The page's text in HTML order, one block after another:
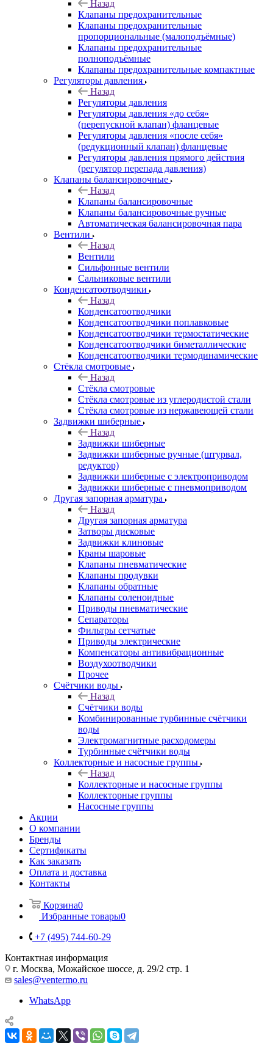
Назад
Клапаны предохранительные
Клапаны предохранительные
пропорциональные (малоподъёмные)
Клапаны предохранительные
полноподъёмные
Клапаны предохранительные компактные
Регуляторы давления
Назад
Регуляторы давления
Регуляторы давления «до себя»
(перепускной клапан) фланцевые
Регуляторы давления «после себя»
(редукционный клапан) фланцевые
Регуляторы давления прямого действия
(регулятор перепада давления)
Клапаны балансировочные
Назад
Клапаны балансировочные
Клапаны балансировочные ручные
Автоматическая балансировочная пара
Вентили
Назад
Вентили
Сильфонные вентили
Сальниковые вентили
Конденсатоотводчики
Назад
Конденсатоотводчики
Конденсатоотводчики поплавковые
Конденсатоотводчики термостатические
Конденсатоотводчики биметаллические
Конденсатоотводчики термодинамические
Стёкла смотровые
Назад
Стёкла смотровые
Стёкла смотровые из углеродистой стали
Стёкла смотровые из нержавеющей стали
Задвижки шиберные
Назад
Задвижки шиберные
Задвижки шиберные ручные (штурвал,
редуктор)
Задвижки шиберные с электроприводом
Задвижки шиберные с пневмоприводом
Другая запорная арматура
Назад
Другая запорная арматура
Затворы дисковые
Задвижки клиновые
Краны шаровые
Клапаны пневматические
Клапаны продувки
Клапаны обратные
Клапаны соленоидные
Приводы пневматические
Сепараторы
Фильтры сетчатые
Приводы электрические
Компенсаторы антивибрационные
Воздухоотводчики
Прочее
Счётчики воды
Назад
Счётчики воды
Комбинированные турбинные счётчики
воды
Электромагнитные расходомеры
Турбинные счётчики воды
Коллекторные и насосные группы
Назад
Коллекторные и насосные группы
Коллекторные группы
Насосные группы
Акции
О компании
Бренды
Сертификаты
Как заказать
Оплата и доставка
Контакты
Корзина0
Избранные товары0
+7 (495) 744-60-29
Контактная информация
г. Москва, Можайское шоссе, д. 29/2 стр. 1
sales@ventermo.ru
WhatsApp